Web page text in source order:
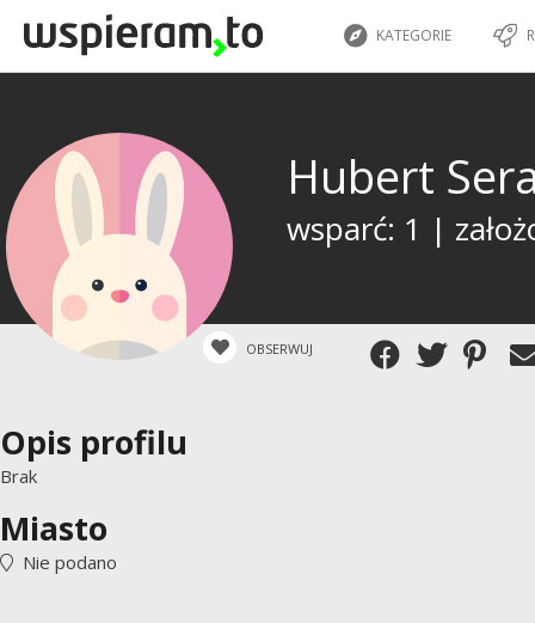
KATEGORIE
Hubert
wsparć: 1 |
OBSERWUJ
Opis profilu
Brak
Miasto
Nie podano